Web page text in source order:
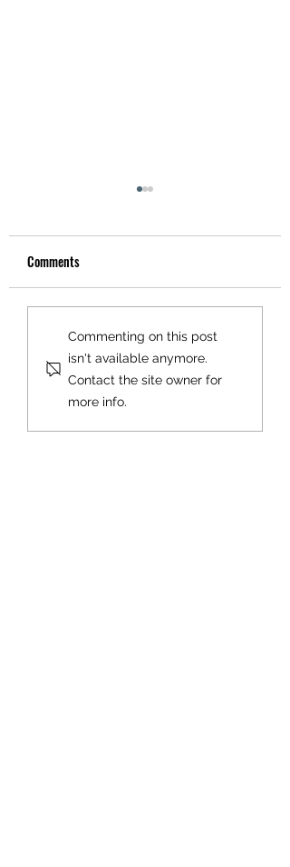
Comments
Commenting on this post
isn't available anymore.
Contact the site owner for
more info.